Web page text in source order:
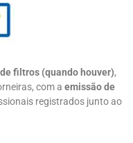
filtros (quando houver),
com a emissão de
registrados junto ao